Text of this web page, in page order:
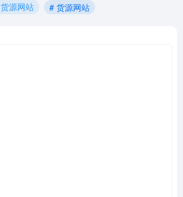
货源网站 # 货源网站